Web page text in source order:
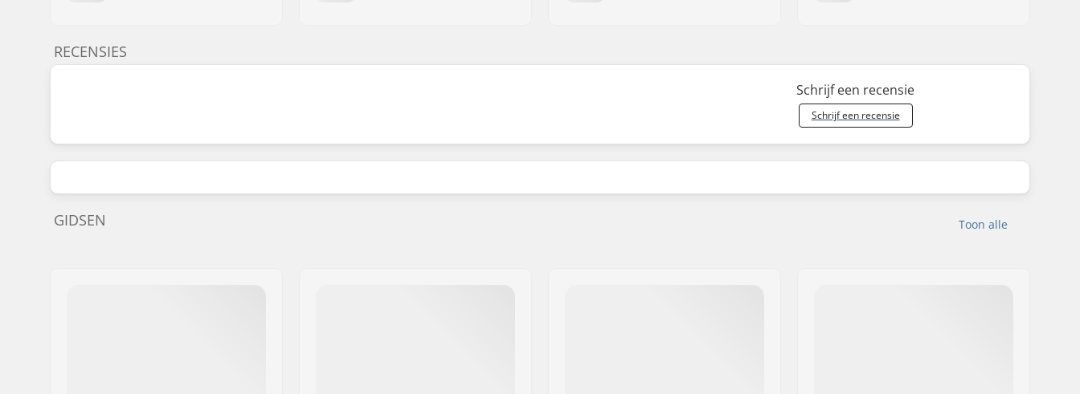
RECENSIES
Schrijf een recensie
Schrijf een recensie
Toon alle
GIDSEN